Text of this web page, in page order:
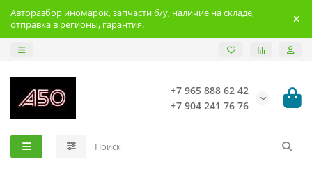
Авторазбор иномарок, запчасти б/у, наличие на складе,
отправка в регионы, гарантия.
+7 965 888 62 42
+7 904 241 76 76